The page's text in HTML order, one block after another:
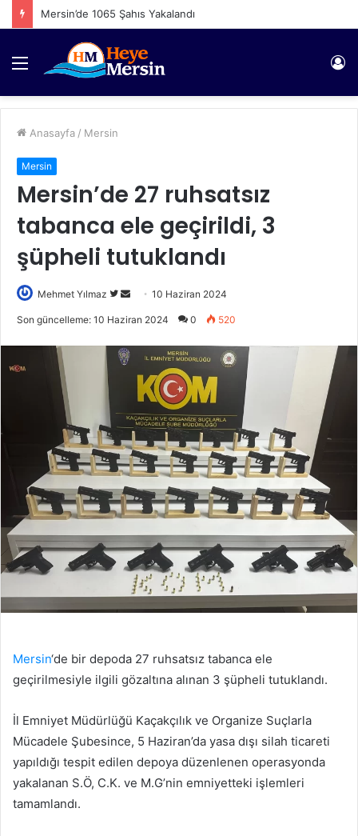
Mersin’de 1065 Şahıs Yakalandı
Menü
Anasayfa / Mersin
Mersin
Mersin’de 27 ruhsatsız
tabanca ele geçirildi, 3
şüpheli tutuklandı
Mehmet Yılmaz
Twitter'da
Bir
göndermek
10 Haziran 2024
Son güncelleme: 10 Haziran 2024 0 520
Mersin‘de bir depoda 27 ruhsatsız tabanca ele
geçirilmesiyle ilgili gözaltına alınan 3 şüpheli tutuklandı.
İl Emniyet Müdürlüğü Kaçakçılık ve Organize Suçlarla
Mücadele Şubesince, 5 Haziran’da yasa dışı silah ticareti
yapıldığı tespit edilen depoya düzenlenen operasyonda
yakalanan S.Ö, C.K. ve M.G’nin emniyetteki işlemleri
tamamlandı.